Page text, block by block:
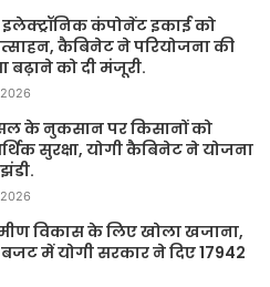
इलेक्ट्रॉनिक कंपोनेंट इकाई को
कैबिनेट ने परियोजना की
बढ़ाने को दी मंजूरी.
के नुकसान पर किसानों को
सुरक्षा, योगी कैबिनेट ने योजना
विकास के लिए खोला खजाना,
बजट में योगी सरकार ने दिए 17942